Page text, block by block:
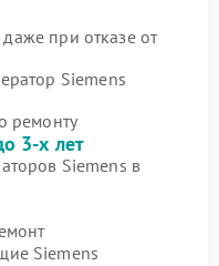
даже при отказе от
Siemens
ремонту
3-х лет
Siemens в
Siemens